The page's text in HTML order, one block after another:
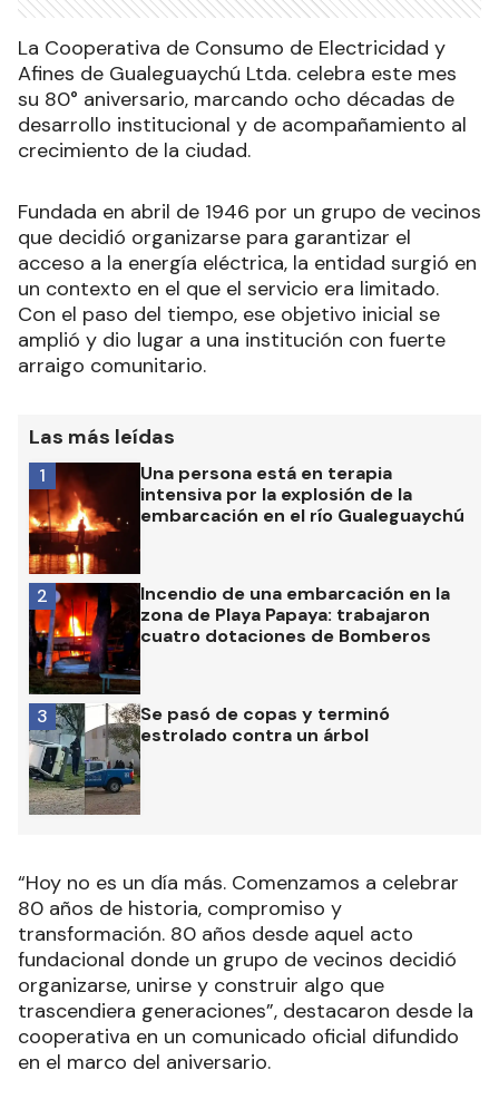
La Cooperativa de Consumo de Electricidad y
Afines de Gualeguaychú Ltda. celebra este mes
su 80° aniversario, marcando ocho décadas de
desarrollo institucional y de acompañamiento al
crecimiento de la ciudad.
Fundada en abril de 1946 por un grupo de vecinos
que decidió organizarse para garantizar el
acceso a la energía eléctrica, la entidad surgió en
un contexto en el que el servicio era limitado.
Con el paso del tiempo, ese objetivo inicial se
amplió y dio lugar a una institución con fuerte
arraigo comunitario.
Las más leídas
Una persona está en terapia
intensiva por la explosión de la
embarcación en el río Gualeguaychú
1
Incendio de una embarcación en la
zona de Playa Papaya: trabajaron
cuatro dotaciones de Bomberos
2
Se pasó de copas y terminó
estrolado contra un árbol
3
“Hoy no es un día más. Comenzamos a celebrar
80 años de historia, compromiso y
transformación. 80 años desde aquel acto
fundacional donde un grupo de vecinos decidió
organizarse, unirse y construir algo que
trascendiera generaciones”, destacaron desde la
cooperativa en un comunicado oficial difundido
en el marco del aniversario.